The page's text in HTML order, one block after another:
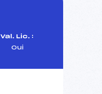
Val. Lic. :
Oui